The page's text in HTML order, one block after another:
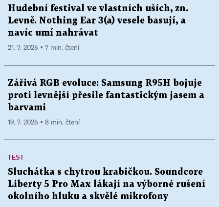
Hudební festival ve vlastních uších, zn.
Levně. Nothing Ear 3(a) vesele basují, a
navíc umí nahrávat
21. 7. 2026 ▪ 7 min. čtení
Zářivá RGB evoluce: Samsung R95H bojuje
proti levnější přesile fantastickým jasem a
barvami
19. 7. 2026 ▪ 8 min. čtení
TEST
Sluchátka s chytrou krabičkou. Soundcore
Liberty 5 Pro Max lákají na výborné rušení
okolního hluku a skvělé mikrofony